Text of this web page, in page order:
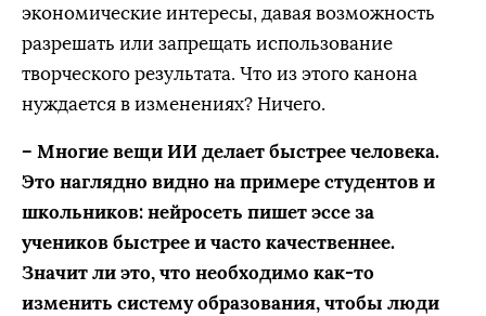
экономические интересы, давая возможность
разрешать или запрещать использование
творческого результата. Что из этого канона
нуждается в изменениях? Ничего.
– Многие вещи ИИ делает быстрее человека.
Это наглядно видно на примере студентов и
школьников: нейросеть пишет эссе за
учеников быстрее и часто качественнее.
Значит ли это, что необходимо как-то
изменить систему образования, чтобы люди